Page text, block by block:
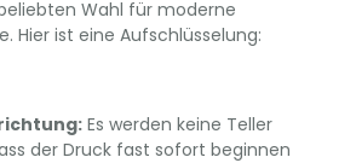
Wahl für moderne
Hier ist eine Aufschlüsselung:
Es werden keine Teller
der Druck fast sofort beginnen